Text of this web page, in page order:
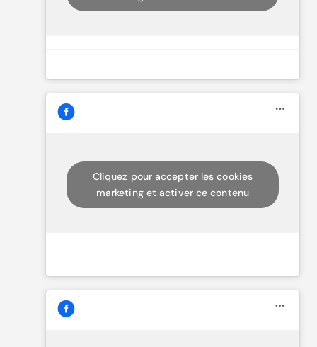
Cliquez pour accepter les cookies
marketing et activer ce contenu